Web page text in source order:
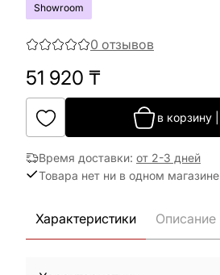
Showroom
0 отзывов
51 920 ₸
в корзину
Время доставки: от 2-3 дней
Товара нет ни в одном магазине
Характеристики Описание